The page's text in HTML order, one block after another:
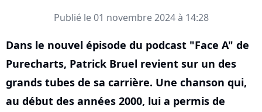
Publié le 01 novembre 2024 à 14:28
Dans le nouvel épisode du podcast "Face A" de
Purecharts, Patrick Bruel revient sur un des
grands tubes de sa carrière. Une chanson qui,
au début des années 2000, lui a permis de